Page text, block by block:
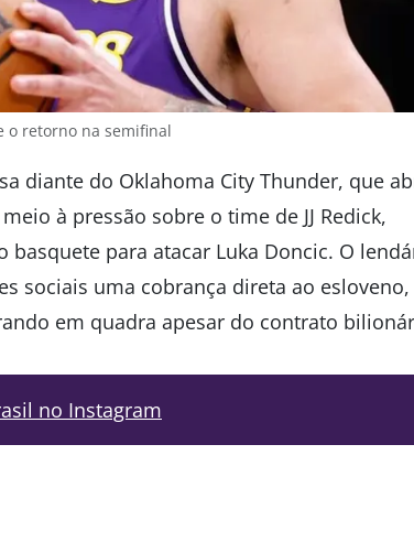
o retorno na semifinal
diante do Oklahoma City Thunder, que
à pressão sobre o time de JJ Redick,
para atacar Luka Doncic. O
sociais uma cobrança direta ao esloveno,
em quadra apesar do contrato
no Instagram